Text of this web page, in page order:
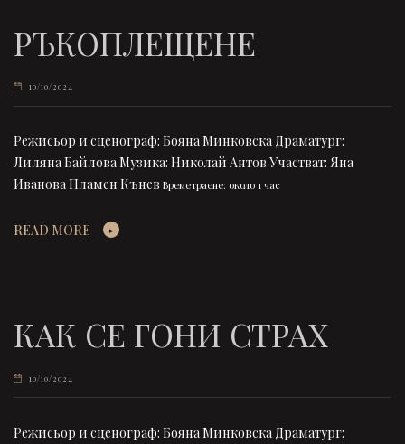
РЪКОПЛЕЩЕНЕ
10/10/2024
Режисьор и сценограф: Бояна Минковска Драматург:
Лиляна Байлова Музика: Николай Антов Участват: Яна
Иванова Пламен Кънев Времетраене: около 1 час
READ MORE
КАК СЕ ГОНИ СТРАХ
10/10/2024
Режисьор и сценограф: Бояна Минковска Драматург: